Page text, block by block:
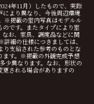
年11月）したもので、実際
により異なり、今後周辺環境
※掲載の室内写真はモデルル
です。またタイプにより室
お、家具、調度品などに関
細の仕様につきましては、
支給された参考のものとな
ます。※掲載の外観完成予想
少異なります。なお、形状の
される場合がありますの